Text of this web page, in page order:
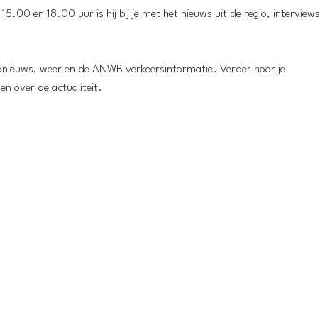
en 18.00 uur is hij bij je met het nieuws uit de regio, interviews
weer en de ANWB verkeersinformatie. Verder hoor je
over de actualiteit.